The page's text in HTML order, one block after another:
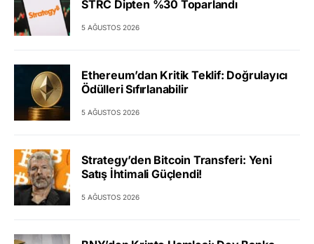
STRC Dipten %30 Toparlandı
5 AĞUSTOS 2026
Ethereum’dan Kritik Teklif: Doğrulayıcı
Ödülleri Sıfırlanabilir
5 AĞUSTOS 2026
Strategy’den Bitcoin Transferi: Yeni
Satış İhtimali Güçlendi!
5 AĞUSTOS 2026